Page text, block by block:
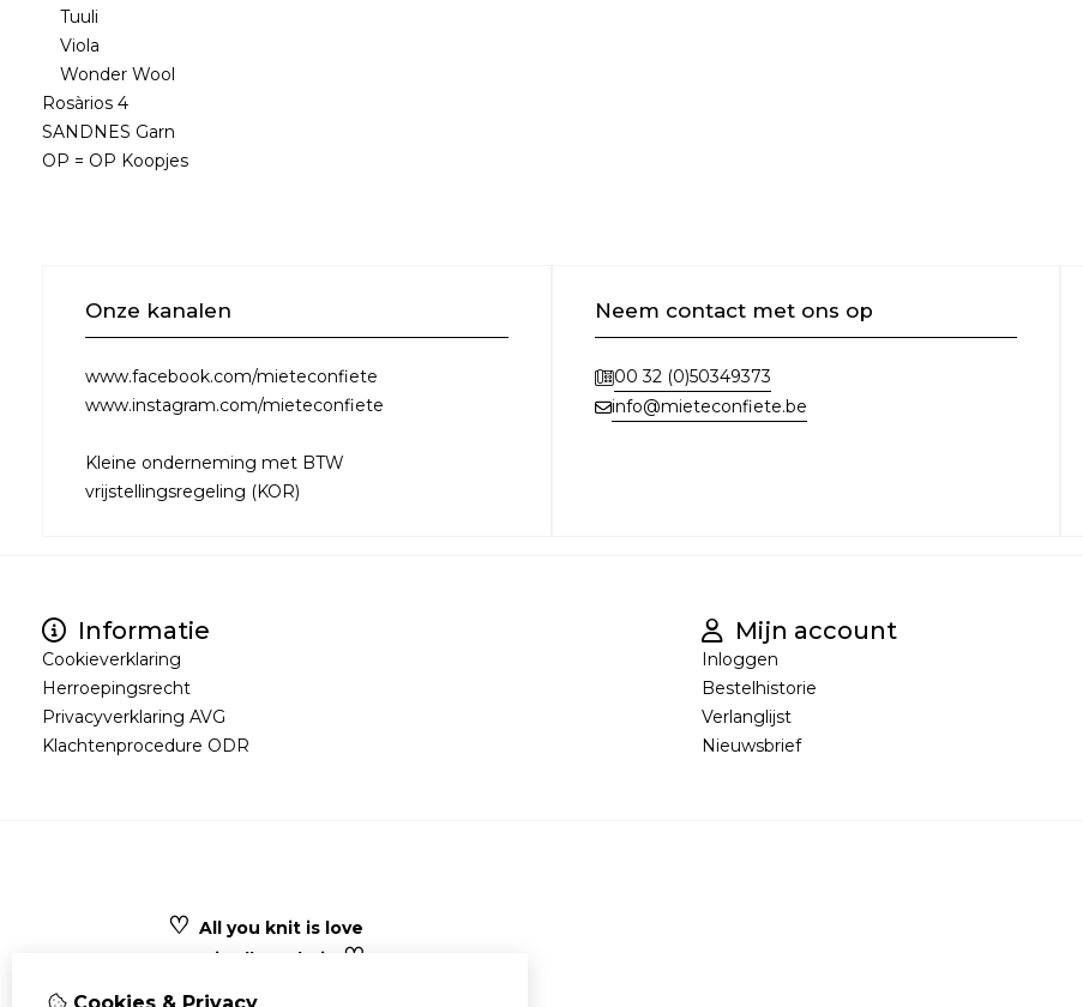
Tuuli
Viola
Wonder Wool
Rosàrios 4
SANDNES Garn
OP = OP Koopjes
Onze kanalen
www.facebook.com/mieteconfiete
www.instagram.com/mieteconfiete
Kleine onderneming met BTW
vrijstellingsregeling (KOR)
Neem contact met ons op
00 32 (0)50349373
info@mieteconfiete.be
Informatie
Cookieverklaring
Herroepingsrecht
Privacyverklaring AVG
Klachtenprocedure ODR
Mijn account
Inloggen
Bestelhistorie
Verlanglijst
Nieuwsbrief
♡ All you knit is love
Love is all you knit ♡